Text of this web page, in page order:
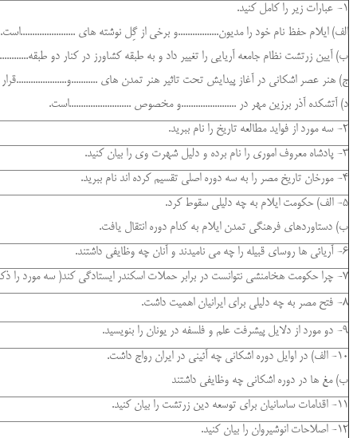
1- عبارات زیر را کامل کنید.
الف) ایلام حفظ نام خود را مدیون.................و برخی از گِل نوشته های .......................است.
ب) آیین زرتشت نظام جامعه آریایی را تغییر داد و به طبقه کشاورز در کنار دو
ج) هنر عصر اشکانی در آغاز پیدایش تحت تاثیر هنر تمدن های
د) آتشکده آذر برزین مهر در .......................و مخصوص ..........................است.
2- سه مورد از فواید مطالعه تاریخ را نام ببرید.
3- پادشاه معروف اموری را نام برده و دلیل شهرت وی را بیان کنید.
4- مورخان تاریخ مصر را به سه دوره اصلی تقسیم کرده اند نام ببرید.
5- الف) حکومت ایلام به چه دلیلی سقوط کرد.
ب) دستاوردهای فرهنگی تمدن ایلام به کدام دوره انتقال یافت.
6- آریائی ها روسای قبیله را چه می نامیدند و آنان چه وظایفی داشتند.
7- چرا حکومت هخامنشی نتوانست در برابر حملات اسکندر ایستادگی کند( سه مورد را ذکر کنید)
8- فتح مصر به چه دلیلی برای ایرانیان اهمیت داشت.
9- دو مورد از دلایل پیشرفت علم و فلسفه در یونان را بنویسید.
10- الف) در اوایل دوره اشکانی چه آئینی در ایران رواج داشت.
ب) مغ ها در دوره اشکانی چه وظایفی داشتند
11- اقدامات ساسانیان برای توسعه دین زرتشت را بیان کنید.
12- اصلاحات انوشیروان را بیان کنید.